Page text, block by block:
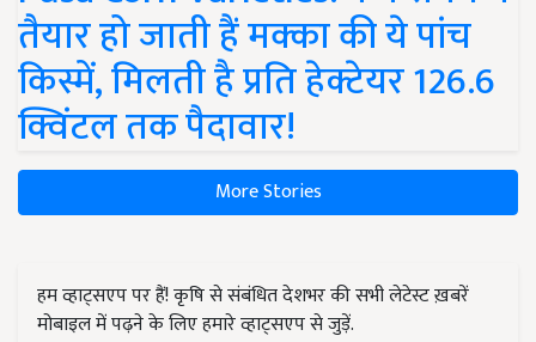
तैयार हो जाती हैं मक्का की ये पांच
किस्में, मिलती है प्रति हेक्टेयर 126.6
क्विंटल तक पैदावार!
More Stories
हम व्हाट्सएप पर हैं! कृषि से संबंधित देशभर की सभी लेटेस्ट ख़बरें
मोबाइल में पढ़ने के लिए हमारे व्हाट्सएप से जुड़ें.